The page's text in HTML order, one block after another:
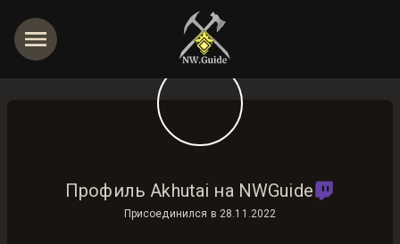
Профиль Akhutai на NWGuide
Присоединился в 28.11.2022